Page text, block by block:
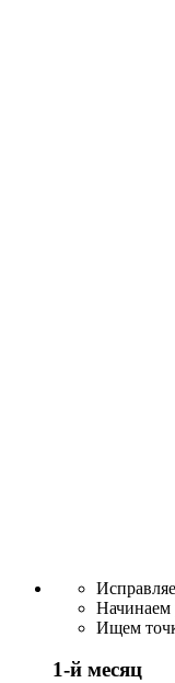
Начинаем
Ищем
1-й месяц